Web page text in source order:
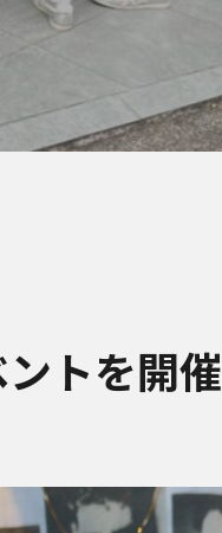
トを開催